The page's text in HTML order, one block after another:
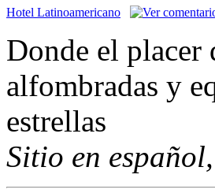
Hotel Latinoamericano
Donde el placer
alfombradas y
estrellas
Sitio en